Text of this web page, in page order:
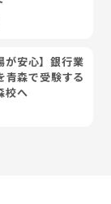
が安心】銀行業
森で受験する
校へ